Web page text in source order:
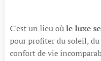
C'est un lieu oùle luxe
pour profiter du soleil,
confort de vie